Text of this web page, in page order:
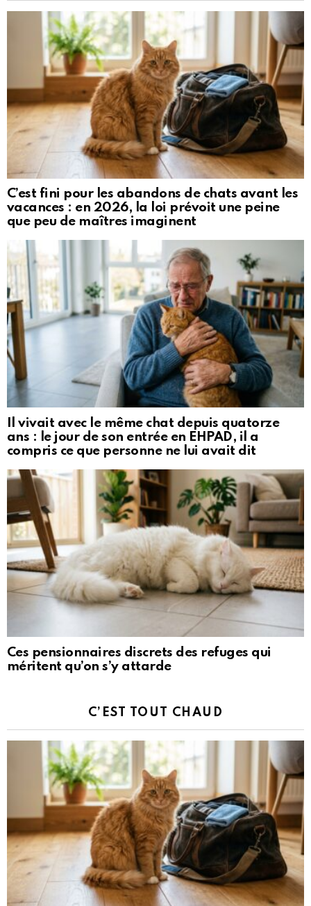
C’est fini pour les abandons de chats avant les
vacances : en 2026, la loi prévoit une peine
que peu de maîtres imaginent
Il vivait avec le même chat depuis quatorze
ans : le jour de son entrée en EHPAD, il a
compris ce que personne ne lui avait dit
Ces pensionnaires discrets des refuges qui
méritent qu’on s’y attarde
C’EST TOUT CHAUD